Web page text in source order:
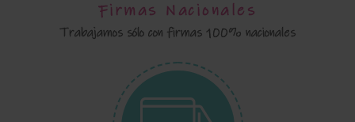
Firmas Nacionales
Trabajamos sólo con firmas 100% nacionales